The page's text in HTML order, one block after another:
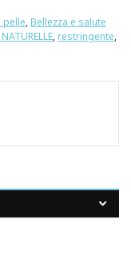
pelle, Bellezza e salute
, restringente,